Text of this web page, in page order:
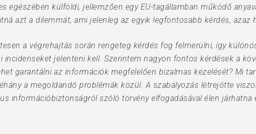
egészében külföldi, jellemzően egy EU-tagállamban működő
azt a dilemmát, ami jelenleg az egyik legfontosabb kérdés, azaz
a végrehajtás során rengeteg kérdés fog felmerülni, így
incidenseket jelenteni kell. Szerintem nagyon fontos kérdések a
garantálni az információk megfelelően bizalmas kezelését? Mi
a megoldandó problémák közül. A szabályozás létrejötte
információbiztonságról szóló törvény elfogadásával élen